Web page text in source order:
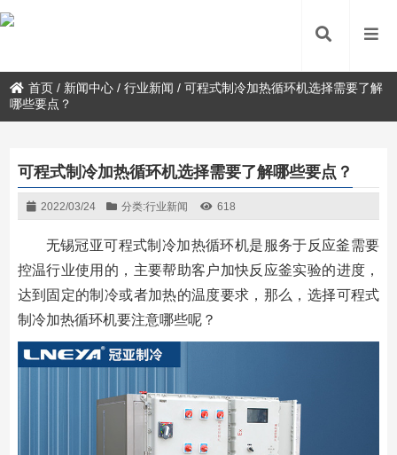
首页 / 新闻中心 /行业新闻 /可程式制冷加热循环机选择需要了解
哪些要点？
可程式制冷加热循环机选择需要了解哪些要点？
2022/03/24 分类:行业新闻 618
无锡冠亚可程式制冷加热循环机是服务于反应釜需要
控温行业使用的，主要帮助客户加快反应釜实验的进度，
达到固定的制冷或者加热的温度要求，那么，选择可程式
制冷加热循环机要注意哪些呢？